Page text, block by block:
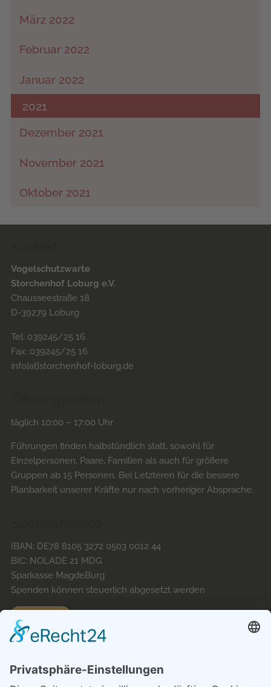
März 2022
Februar 2022
Januar 2022
2021
Dezember 2021
November 2021
Oktober 2021
Vogelschutzwarte
Storchenhof Loburg e.V.
Chausseestraße 18
D-39279 Loburg
Tel: 039245/25 16
Fax: 039245/25 16
info[at]storchenhof-loburg.de
täglich 10:00 – 17:00 Uhr
Führungen finden halbstündlich statt, sowohl für
Einzelpersonen, Paare, Familien als auch für größere
Gruppen ab 15 Personen. Bei Letzteren für die bessere
Planbarkeit unserer Kräfte nur nach vorheriger Absprache.
IBAN: DE78 8105 3272 0503 0012 44
BIC: NOLADE 21 MDG
Sparkasse MagdeBurg
Spenden können steuerlich abgesetzt werden